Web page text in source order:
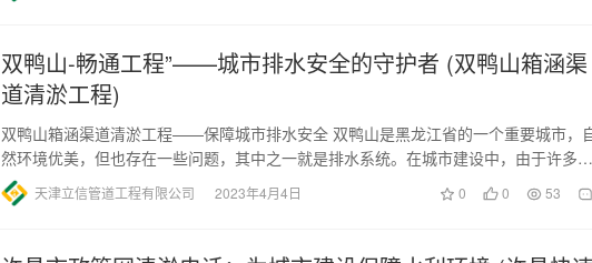
双鸭山-畅通工程”——城市排水安全的守护者 (双鸭山箱涵渠
道清淤工程)
双鸭山箱涵渠道清淤工程——保障城市排水安全 双鸭山是黑龙江省的一个重要城市，
然环境优美，但也存在一些问题，其中之一就是排水系统。在城市建设中，由于许多地
方都铺设了管道，导致水流不…
天津立信管道工程有限公司 2023年4月4日 0 0 53